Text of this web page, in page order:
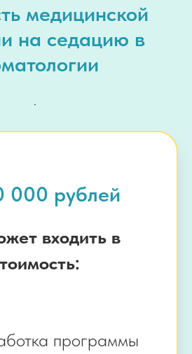
медицинской
на седацию в
.
000 рублей
входить в
программы